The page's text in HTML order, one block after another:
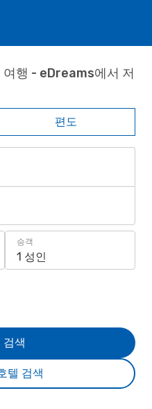
여행 - eDreams에서 저
편도
승객
1 성인
텔 검색
검색